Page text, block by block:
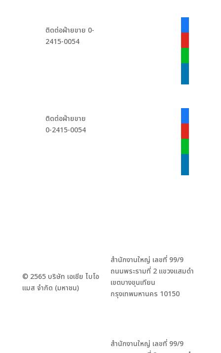
ติดต่อฝ่ายขาย 0-
2415-0054
ติดต่อฝ่ายขาย
0-2415-0054
© 2565 บริษัท เอเชีย ไบโอ
แมส จำกัด (มหาชน)
สำนักงานใหญ่ เลขที่ 99/9
ถนนพระรามที่ 2 แขวงแสมดำ
เขตบางขุนเทียน
กรุงเทพมหานคร 10150
สำนักงานใหญ่ เลขที่ 99/9